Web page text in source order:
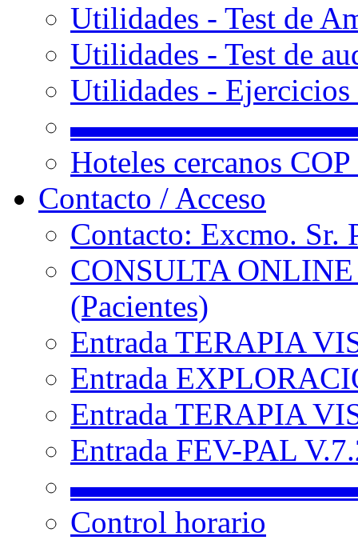
Utilidades - Test de
Utilidades - Test de
Utilidades -
Hoteles cercanos
Contacto / Acceso
Contacto: Excmo. Sr.
CONSULTA
(Pacientes)
Entrada TERAPIA
Entrada
Entrada TERAPIA
Entrada FEV-PAL
Control horario